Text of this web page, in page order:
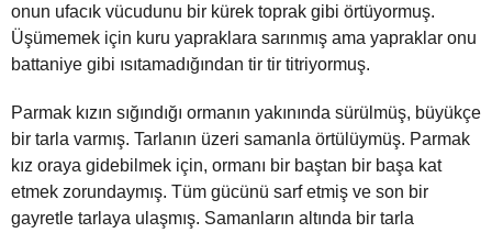
onun ufacık vücudunu bir kürek toprak gibi örtüyormuş.
Üşümemek için kuru yapraklara sarınmış ama yapraklar onu
battaniye gibi ısıtamadığından tir tir titriyormuş.
Parmak kızın sığındığı ormanın yakınında sürülmüş, büyükçe
bir tarla varmış. Tarlanın üzeri samanla örtülüymüş. Parmak
kız oraya gidebilmek için, ormanı bir baştan bir başa kat
etmek zorundaymış. Tüm gücünü sarf etmiş ve son bir
gayretle tarlaya ulaşmış. Samanların altında bir tarla